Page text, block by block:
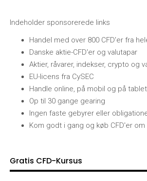
Indeholder sponsorerede links
Handel med over 800 CFD'er fra
Danske aktie-CFD'er og valutapar
Aktier, råvarer, indekser, crypto og
EU-licens fra CySEC
Handle online, på mobil og på
Op til 30 gange gearing
Ingen faste gebyrer eller
Kom godt i gang og køb CFD'er om
Gratis CFD-Kursus